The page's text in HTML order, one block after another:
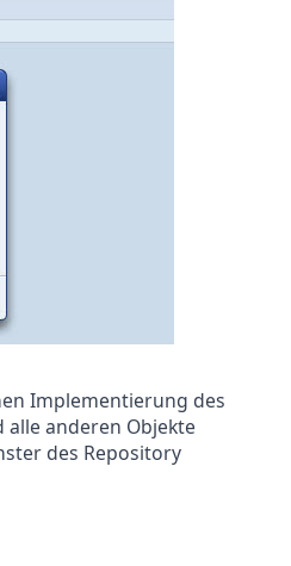
Implementierung des
alle anderen Objekte
des Repository